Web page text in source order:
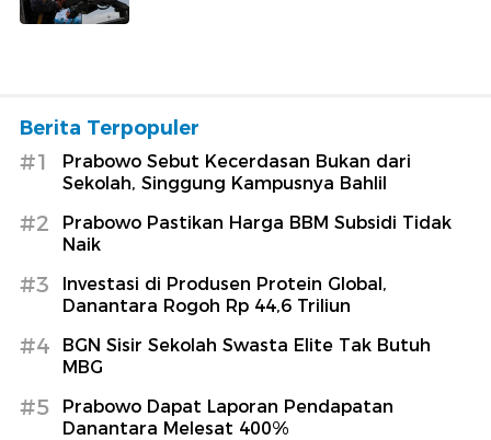
Berita Terpopuler
#1
Prabowo Sebut Kecerdasan Bukan dari
Sekolah, Singgung Kampusnya Bahlil
#2
Prabowo Pastikan Harga BBM Subsidi Tidak
Naik
#3
Investasi di Produsen Protein Global,
Danantara Rogoh Rp 44,6 Triliun
#4
BGN Sisir Sekolah Swasta Elite Tak Butuh
MBG
#5
Prabowo Dapat Laporan Pendapatan
Danantara Melesat 400%